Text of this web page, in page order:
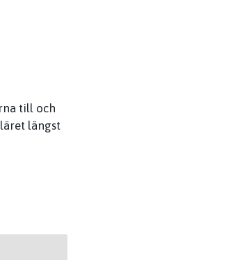
till och
längst